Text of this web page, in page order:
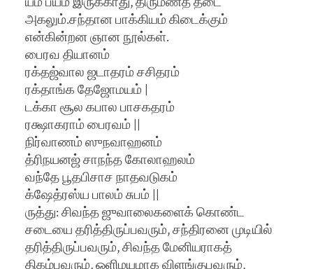
அகலும்.சந்தான பாக்கியம் கிடைக்கும்
என்கின்றன ஞான நூல்கள்.
பைரவ தியானம்
ரக்தஜ்வால ஜடாதரம் சசிதரம்
ரக்தாங்க தேஜோமயம் |
டக்கா சூல கபால பாசகதரம்
ரக்ஷாகராம் பைரவம் ||
நிர்வாணம் ஸுநவாஹனம்
த்ரிநயனஜ் சாநந்த கோலாஹலம்
வந்தே பூதபிசாச நாதவடுகம்
க்ஷேத்ரஸ்ய பாலம் சுபம் ||
ருத்து: சிவந்த ஜுவாலைகளைக் கொண்ட
சடையை தரித்திருப்பவரும், சந்திரனை முடியில்
தரித்திருப்பவரும், சிவந்த மேனியராகத்
திகழ்பவரும், ஒளிமயமாக விளங்குபவரும்,